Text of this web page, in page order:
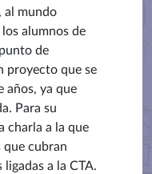
al mundo
alumnos de
de
proyecto que se
años, ya que
Para su
charla a la que
que cubran
ligadas a la CTA.